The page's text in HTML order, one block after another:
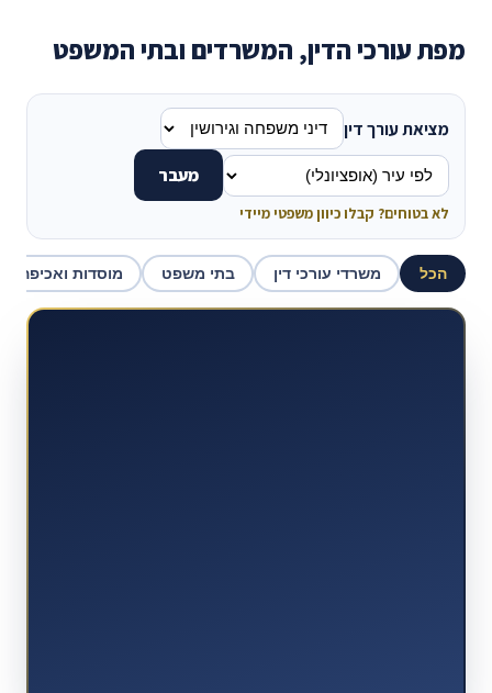
מפת עורכי הדין, המשרדים ובתי המשפט
מציאת עורך דין
מעבר
לא בטוחים? קבלו כיוון משפטי מיידי
הכל משרדי עורכי דין בתי משפט מוסדות ואכיפה